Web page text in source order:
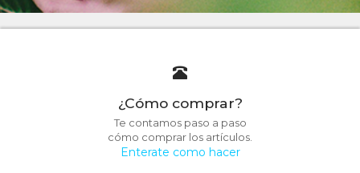
¿Cómo comprar?
Te contamos paso a paso
cómo comprar los artículos.
Enterate como hacer